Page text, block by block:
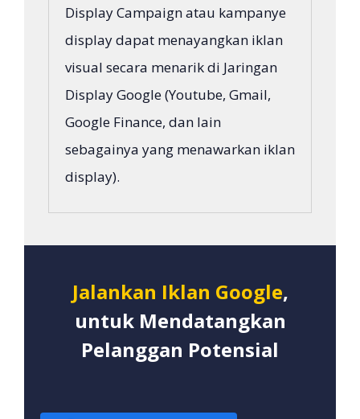
Display Campaign atau kampanye
display dapat menayangkan iklan
visual secara menarik di Jaringan
Display Google (Youtube, Gmail,
Google Finance, dan lain
sebagainya yang menawarkan iklan
display).
Jalankan Iklan Google,
untuk Mendatangkan
Pelanggan Potensial